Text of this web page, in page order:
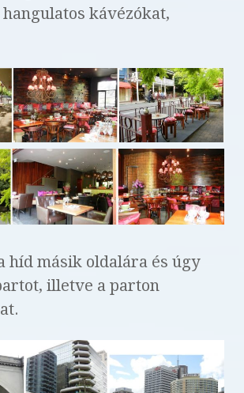
kávézókat,
híd másik oldalára és úgy
illetve a parton